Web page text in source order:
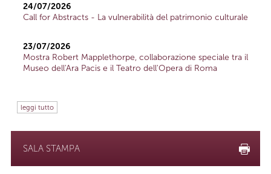
24/07/2026
Call for Abstracts - La vulnerabilità del patrimonio culturale
23/07/2026
Mostra Robert Mapplethorpe, collaborazione speciale tra il
Museo dell'Ara Pacis e il Teatro dell'Opera di Roma
leggi tutto
SALA STAMPA